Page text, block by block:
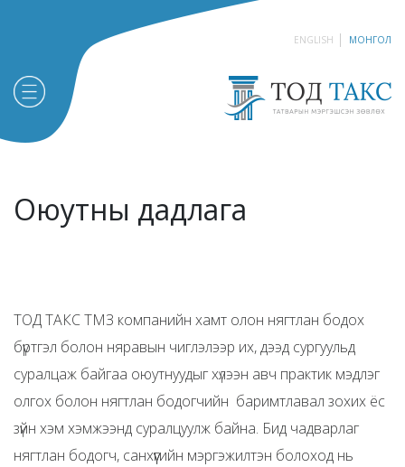
ENGLISH МОНГОЛ
Оюутны дадлага
ТОД ТАКС ТМЗ компанийн хамт олон нягтлан бодох
бүртгэл болон няравын чиглэлээр их, дээд сургуульд
суралцаж байгаа оюутнуудыг хүлээн авч практик мэдлэг
олгох болон нягтлан бодогчийн баримтлавал зохих ёс
зүйн хэм хэмжээнд суралцуулж байна. Бид чадварлаг
нягтлан бодогч, санхүүгийн мэргэжилтэн болоход нь